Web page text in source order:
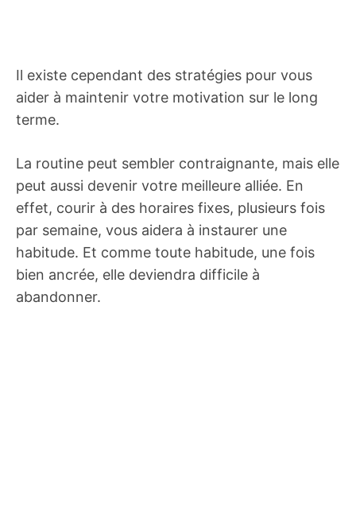
Il existe cependant des stratégies pour vous
aider à maintenir votre motivation sur le long
terme.
La routine peut sembler contraignante, mais elle
peut aussi devenir votre meilleure alliée. En
effet, courir à des horaires fixes, plusieurs fois
par semaine, vous aidera à instaurer une
habitude. Et comme toute habitude, une fois
bien ancrée, elle deviendra difficile à
abandonner.